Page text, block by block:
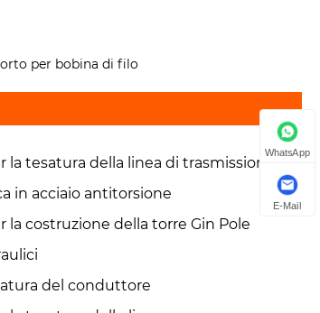
per bobina di filo
tesatura della linea di trasmissione
in acciaio antitorsione
la costruzione della torre Gin Pole
del conduttore
WhatsApp
E-Mail